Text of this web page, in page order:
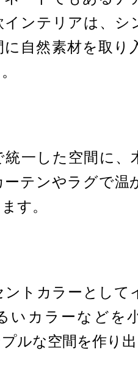
インテリアは、シ
に自然素材を取り
統一した空間に、
ーテンやラグで温
す。
ントカラーとして
いカラーなどを
ルな空間を作り